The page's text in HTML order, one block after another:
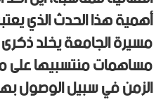
أهمية هذا الحدث الذي
مسيرة الجامعة يخلد
مساهمات منتسبيها على
الزمن في سبيل الوصول